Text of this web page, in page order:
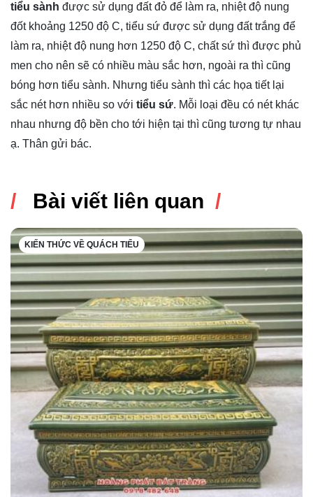
tiểu sành được sử dụng đất đỏ để làm ra, nhiệt độ nung
đốt khoảng 1250 độ C, tiểu sứ được sử dụng đất trắng để
làm ra, nhiệt độ nung hơn 1250 độ C, chất sứ thì được phủ
men cho nên sẽ có nhiều màu sắc hơn, ngoài ra thì cũng
bóng hơn tiểu sành. Nhưng tiểu sành thì các họa tiết lại
sắc nét hơn nhiều so với tiểu sứ. Mỗi loại đều có nét khác
nhau nhưng độ bền cho tới hiện tại thì cũng tương tự nhau
ạ. Thân gửi bác.
Bài viết liên quan
KIẾN THỨC VỀ QUÁCH TIỂU